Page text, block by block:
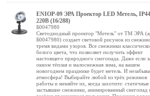
ENIOP-09 ЭРА Проектор LED Метель,
220В (16/288)
Б0047980
Светодиодный проектор "Метель" от ТМ ЭРА
Б0047980) создает световой рисунок из
тремя видами узоров. Все снежинки
белого цвета, что позволяет получить эффект
настоящего природного снегопада. Даже если
окном тёплая и малоснежная зима, на вашем
новогоднем празднике будет метель. И
атмосфера! Выбирайте любой из трёх режимов
работы и меняйте их, когда захотите: статичные
застывшие снежинки, анимированный снегопад